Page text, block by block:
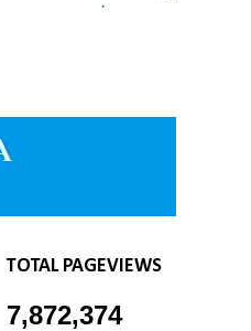
TOTAL PAGEVIEWS
7,872,374